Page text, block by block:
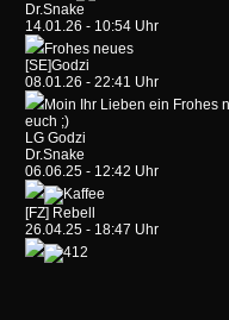
Dr.Snake
14.01.26 - 10:54 Uhr
Frohes neues
[SE]Godzi
08.01.26 - 22:41 Uhr
Moin Ihr Lieben ein Frohes
euch ;)
LG Godzi
Dr.Snake
06.06.25 - 12:42 Uhr
[FZ] Rebell
26.04.25 - 18:47 Uhr